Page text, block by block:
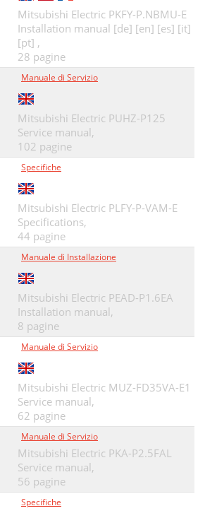
y limpieza
52
de fallos
55
56
Mitsubishi Electric PKFY-P.NBMU-E
Installation manual [de] [en] [es] [it]
[pt] ,
28 pagine
Manuale di Servizio
Mitsubishi Electric PUHZ-P125
Service manual,
102 pagine
Specifiche
Mitsubishi Electric PLFY-P-VAM-E
Specifications,
44 pagine
Manuale di Installazione
Mitsubishi Electric PEAD-P1.6EA
Installation manual,
8 pagine
Manuale di Servizio
Mitsubishi Electric MUZ-FD35VA-E1
Service manual,
62 pagine
Manuale di Servizio
Mitsubishi Electric PKA-P2.5FAL
Service manual,
56 pagine
Specifiche